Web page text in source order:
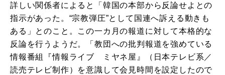
詳しい関係者によると「韓国の本部から反論せよとの
指示があった。“宗教弾圧”として国連へ訴える動きも
ある」とのこと。この一カ月の報道に対して本格的な
反論を行うようだ。「教団への批判報道を強めている
情報番組『情報ライブ ミヤネ屋』（日本テレビ系／
読売テレビ制作）を意識して会見時間を設定したので